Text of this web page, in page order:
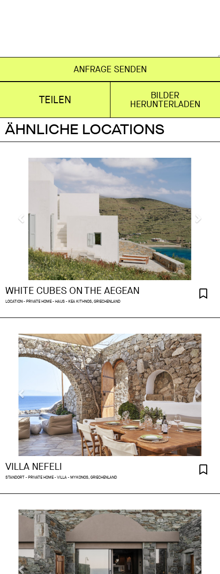
ANFRAGE SENDEN
TEILEN BILDER
HERUNTERLADEN
ÄHNLICHE LOCATIONS
WHITE CUBES ON THE AEGEAN
LOCATION - PRIVATE HOME - HAUS - KEA KITHNOS, GRIECHENLAND
VILLA NEFELI
STANDORT - PRIVATE HOME - VILLA - MYKONOS, GRIECHENLAND